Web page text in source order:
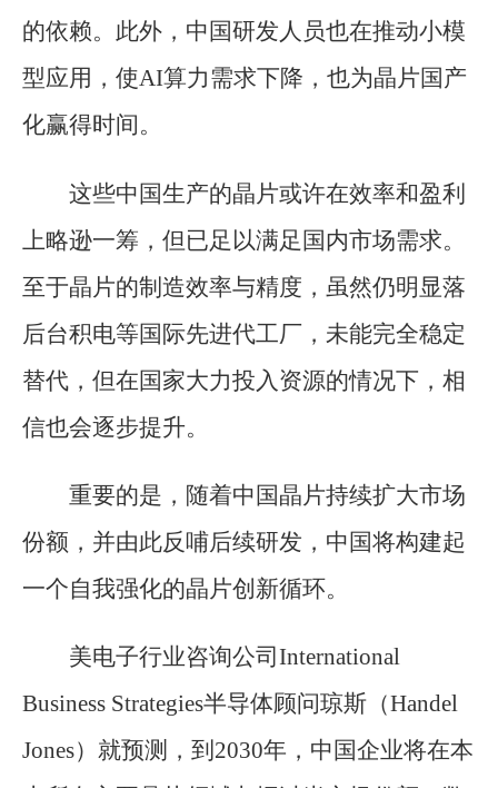
的依赖。此外，中国研发人员也在推动小模
型应用，使AI算力需求下降，也为晶片国产
化赢得时间。
这些中国生产的晶片或许在效率和盈利
上略逊一筹，但已足以满足国内市场需求。
至于晶片的制造效率与精度，虽然仍明显落
后台积电等国际先进代工厂，未能完全稳定
替代，但在国家大力投入资源的情况下，相
信也会逐步提升。
重要的是，随着中国晶片持续扩大市场
份额，并由此反哺后续研发，中国将构建起
一个自我强化的晶片创新循环。
美电子行业咨询公司International
Business Strategies半导体顾问琼斯（Handel
Jones）就预测，到2030年，中国企业将在本